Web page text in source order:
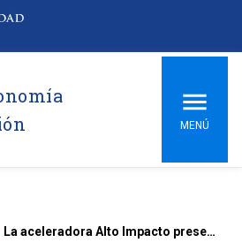
MENÚ
La aceleradora Alto Impacto presentó a los 10 emprendimientos que conformarán su segunda generación